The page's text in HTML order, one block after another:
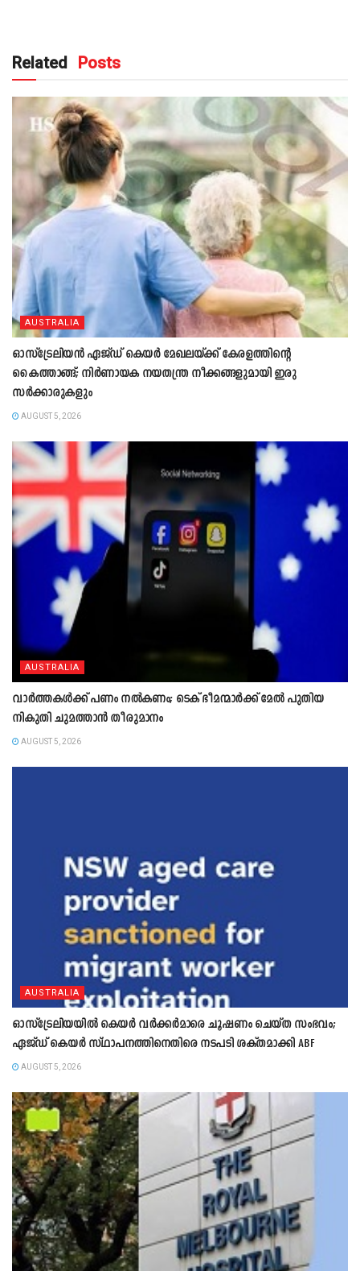
Related Posts
AUSTRALIA
ഓസ്‌ട്രേലിയൻ ഏജ്ഡ് കെയർ മേഖലയ്ക്ക് കേരളത്തിന്റെ
കൈത്താങ്ങ്; നിർണായക നയതന്ത്ര നീക്കങ്ങളുമായി ഇരു
സർക്കാരുകളും
AUGUST 5, 2026
AUSTRALIA
വാർത്തകൾക്ക് പണം നൽകണം; ടെക് ഭീമന്മാർക്ക് മേൽ പുതിയ
നികുതി ചുമത്താൻ തീരുമാനം
AUGUST 5, 2026
AUSTRALIA
ഓസ്‌ട്രേലിയയിൽ കെയർ വർക്കർമാരെ ചൂഷണം ചെയ്ത സംഭവം;
ഏജ്ഡ് കെയർ സ്ഥാപനത്തിനെതിരെ നടപടി ശക്തമാക്കി ABF
AUGUST 5, 2026